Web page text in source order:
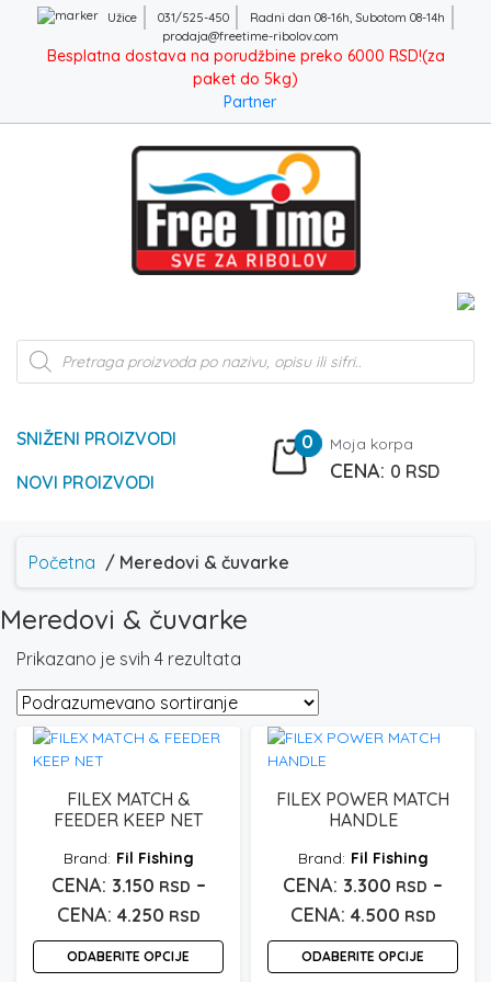
Užice 031/525-450
Radni dan 08-16h, Subotom 08-14h
prodaja@freetime-ribolov.com
Besplatna dostava na porudžbine preko 6000 RSD!(za
paket do 5kg)
Partner
Products
search
SNIŽENI PROIZVODI
NOVI PROIZVODI
0 Moja korpa
0 RSD
Početna / Meredovi & čuvarke
Meredovi & čuvarke
Prikazano je svih 4 rezultata
FILEX MATCH &
FEEDER KEEP NET
Fil Fishing
3.150 RSD –
4.250 RSD
cena:
od
ODABERITE OPCIJE
FILEX POWER MATCH
HANDLE
Fil Fishing
3.300 RSD –
4.500 RSD
cena:
od
ODABERITE OPCIJE